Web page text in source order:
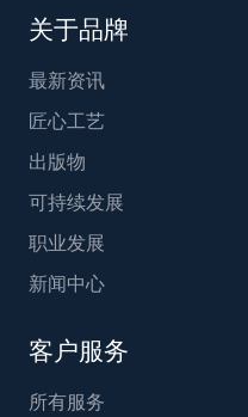
关于品牌
最新资讯
匠心工艺
出版物
可持续发展
职业发展
新闻中心
客户服务
所有服务